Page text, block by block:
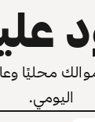
محليًا
اليومي.